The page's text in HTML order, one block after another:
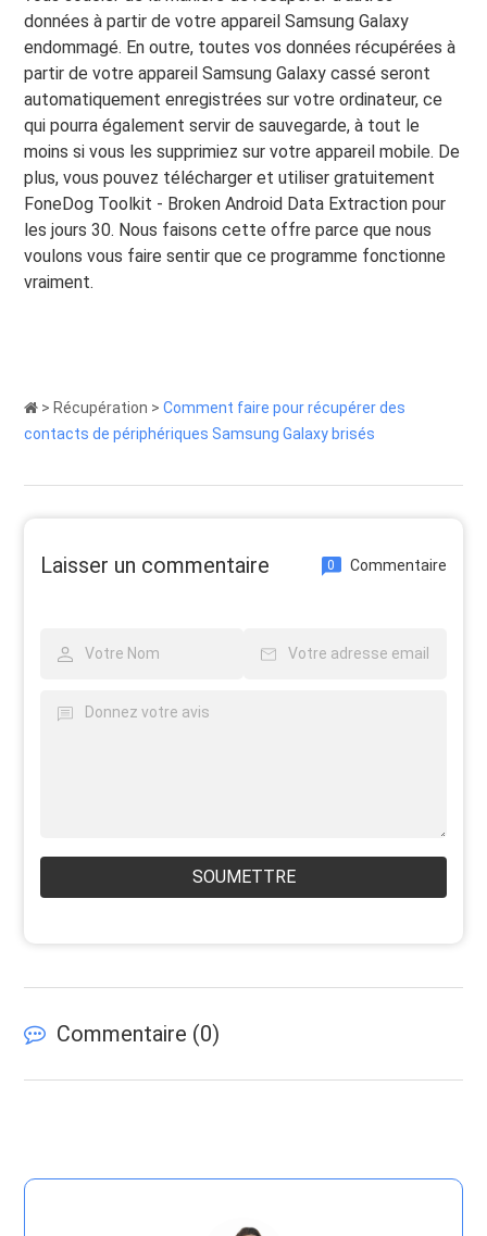
données à partir de votre appareil Samsung Galaxy
endommagé. En outre, toutes vos données récupérées à
partir de votre appareil Samsung Galaxy cassé seront
automatiquement enregistrées sur votre ordinateur, ce
qui pourra également servir de sauvegarde, à tout le
moins si vous les supprimiez sur votre appareil mobile. De
plus, vous pouvez télécharger et utiliser gratuitement
FoneDog Toolkit - Broken Android Data Extraction pour
les jours 30. Nous faisons cette offre parce que nous
voulons vous faire sentir que ce programme fonctionne
vraiment.
> Récupération >Comment faire pour récupérer des
contacts de périphériques Samsung Galaxy brisés
Laisser un commentaire 0 Commentaire
SOUMETTRE
Commentaire (0)